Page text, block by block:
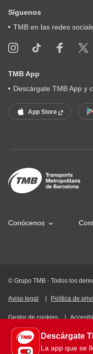
Síguenos
TMB en las redes
TMB App
Descárgate TMB App y
App Store
Conócenos
© Grupo TMB - Todos los
Aviso legal Política de
Gestor de cookies
Intranet Descárgate
La app que se